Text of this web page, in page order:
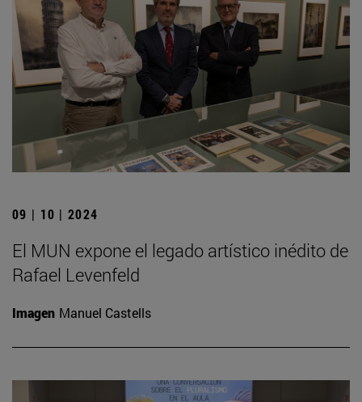
09 | 10 | 2024
El MUN expone el legado artístico inédito de
Rafael Levenfeld
Imagen Manuel Castells